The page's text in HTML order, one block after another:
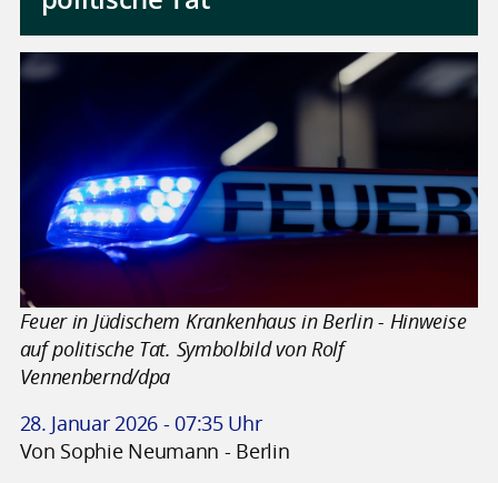
Feuer in Jüdischem Krankenhaus in Berlin - Hinweise
auf politische Tat. Symbolbild von Rolf
Vennenbernd/dpa
28. Januar 2026 - 07:35 Uhr
Von Sophie Neumann - Berlin